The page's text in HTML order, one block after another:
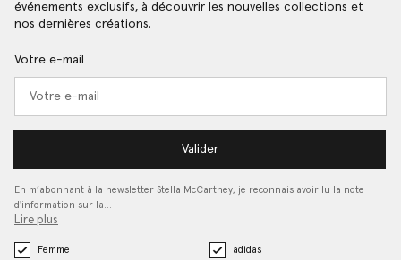
événements exclusifs, à découvrir les nouvelles collections et
nos dernières créations.
Votre e-mail
Valider
En m’abonnant à la newsletter Stella McCartney, je reconnais avoir lu la note
d'information sur la…
Lire plus
Femme
adidas